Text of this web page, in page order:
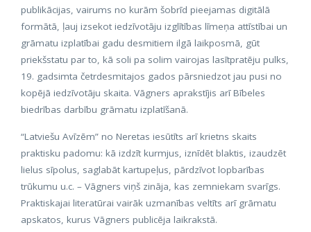
publikācijas, vairums no kurām šobrīd pieejamas digitālā
formātā, ļauj izsekot iedzīvotāju izglītības līmeņa attīstībai un
grāmatu izplatībai gadu desmitiem ilgā laikposmā, gūt
priekšstatu par to, kā soli pa solim vairojas lasītpratēju pulks,
19. gadsimta četrdesmitajos gados pārsniedzot jau pusi no
kopējā iedzīvotāju skaita. Vāgners aprakstījis arī Bībeles
biedrības darbību grāmatu izplatīšanā.
“Latviešu Avīzēm” no Neretas iesūtīts arī krietns skaits
praktisku padomu: kā izdzīt kurmjus, iznīdēt blaktis, izaudzēt
lielus sīpolus, saglabāt kartupeļus, pārdzīvot lopbarības
trūkumu u.c. – Vāgners viņš zināja, kas zemniekam svarīgs.
Praktiskajai literatūrai vairāk uzmanības veltīts arī grāmatu
apskatos, kurus Vāgners publicēja laikrakstā.